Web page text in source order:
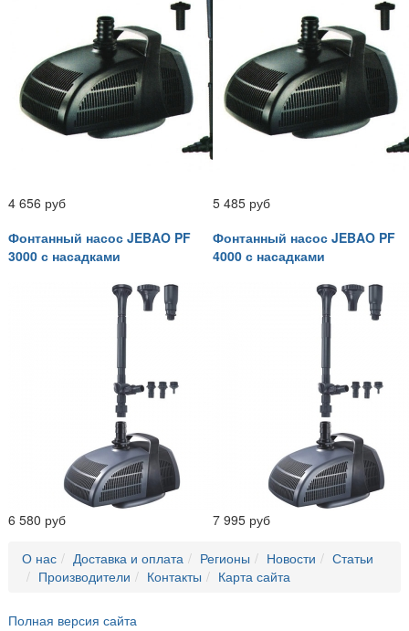
4 656 руб
5 485 руб
Фонтанный насос JEBAO PF
3000 с насадками
6 580 руб
Фонтанный насос JEBAO PF
4000 с насадками
7 995 руб
О нас Доставка и оплата Регионы Новости
Статьи
Производители
Контакты Карта сайта
Полная версия сайта